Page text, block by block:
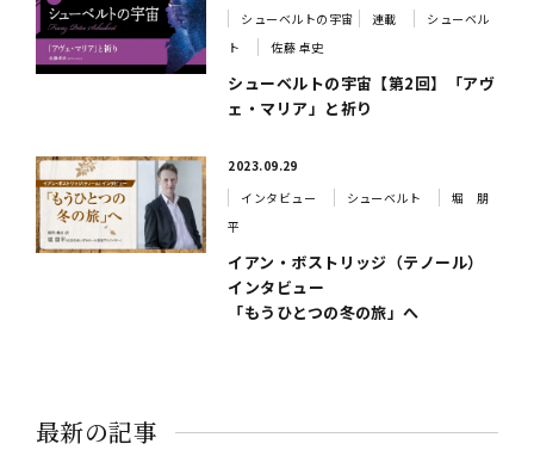
シューベルトの宇宙
連載
シューベル
ト
佐藤 卓史
シューベルトの宇宙【第2回】「アヴ
ェ・マリア」と祈り
2023.09.29
インタビュー
シューベルト
堀 朋
平
イアン・ボストリッジ（テノール）
インタビュー
「もうひとつの冬の旅」へ
最新の記事